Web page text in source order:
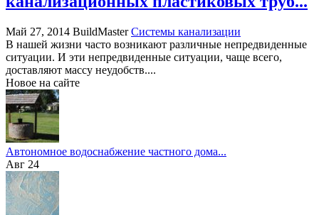
Май 27, 2014 BuildMaster Системы канализации
В нашей жизни часто возникают различные непредвиденные
ситуации. И эти непредвиденные ситуации, чаще всего,
доставляют массу неудобств....
Новое на сайте
Автономное водоснабжение частного дома...
Авг 24